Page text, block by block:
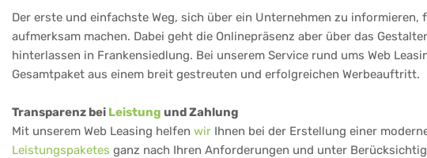
Der erste und einfachste Weg, sich über ein Unternehmen zu
aufmerksam machen. Dabei geht die Onlinepräsenz aber über das
hinterlassen in Frankensiedlung. Bei unserem Service rund ums Web
Gesamtpaket aus einem breit gestreuten und erfolgreichen Werbeauftritt.
Transparenz bei Leistung und Zahlung
Mit unserem Web Leasing helfen wir Ihnen bei der Erstellung einer
Leistungspaketes ganz nach Ihren Anforderungen und unter